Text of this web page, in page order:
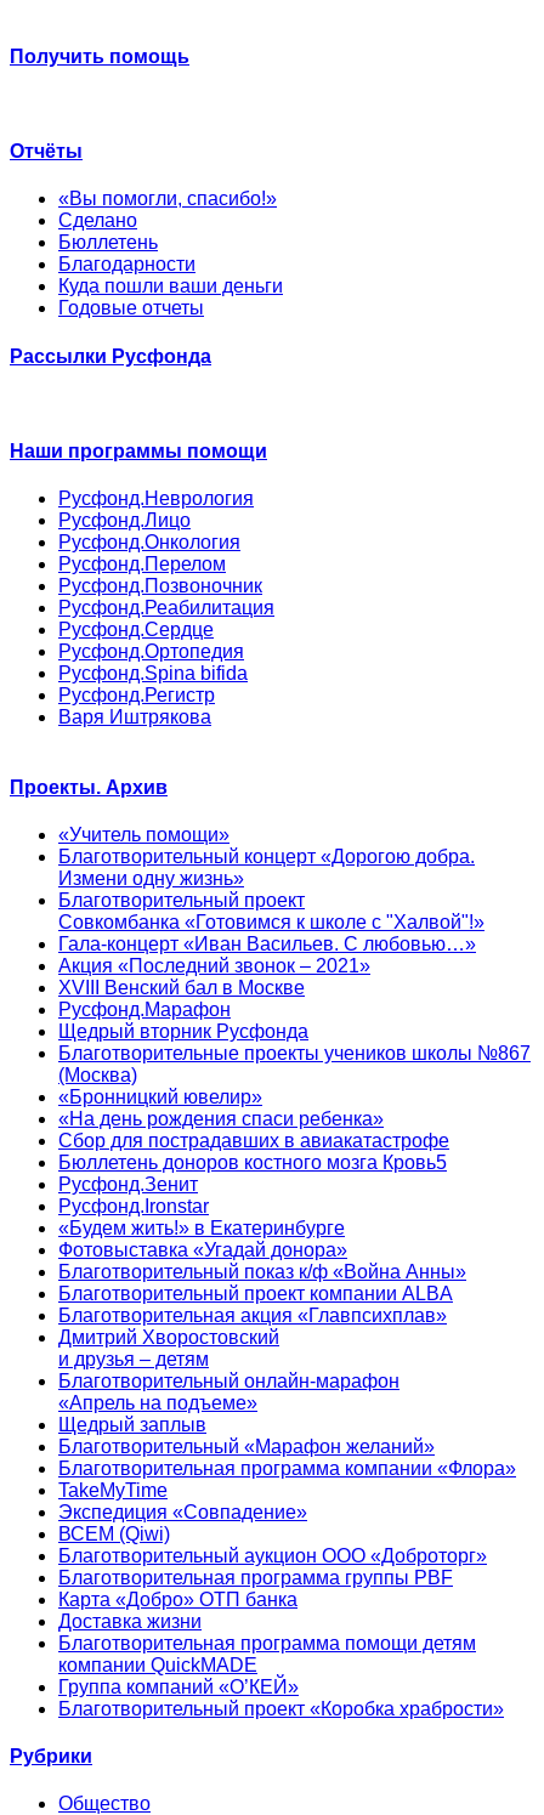
Получить помощь
Отчёты
«Вы помогли, спасибо!»
Сделано
Бюллетень
Благодарности
Куда пошли ваши деньги
Годовые отчеты
Рассылки Русфонда
Наши программы помощи
Русфонд.Неврология
Русфонд.Лицо
Русфонд.Онкология
Русфонд.Перелом
Русфонд.Позвоночник
Русфонд.Реабилитация
Русфонд.Сердце
Русфонд.Ортопедия
Русфонд.Spina bifida
Русфонд.Регистр
Варя Иштрякова
Проекты. Архив
«Учитель помощи»
Благотворительный концерт «Дорогою добра.
Измени одну жизнь»
Благотворительный проект
Совкомбанка «Готовимся к школе с "Халвой"!»
Гала-концерт «Иван Васильев. С любовью…»
Акция «Последний звонок – 2021»
XVIII Венский бал в Москве
Русфонд.Марафон
Щедрый вторник Русфонда
Благотворительные проекты учеников школы №867
(Москва)
«Бронницкий ювелир»
«На день рождения спаси ребенка»
Сбор для пострадавших в авиакатастрофе
Бюллетень доноров костного мозга Кровь5
Русфонд.Зенит
Русфонд.Ironstar
«Будем жить!» в Екатеринбурге
Фотовыставка «Угадай донора»
Благотворительный показ к/ф «Война Анны»
Благотворительный проект компании ALBA
Благотворительная акция «Главпсихплав»
Дмитрий Хворостовский
и друзья – детям
Благотворительный онлайн‑марафон
«Апрель на подъеме»
Щедрый заплыв
Благотворительный «Марафон желаний»
Благотворительная программа компании «Флора»
TakeMyTime
Экспедиция «Совпадение»
ВСЕМ (Qiwi)
Благотворительный аукцион ООО «Доброторг»
Благотворительная программа группы PBF
Карта «Добро» ОТП банка
Доставка жизни
Благотворительная программа помощи детям
компании QuickMADE
Группа компаний «О’КЕЙ»
Благотворительный проект «Коробка храбрости»
Рубрики
Общество